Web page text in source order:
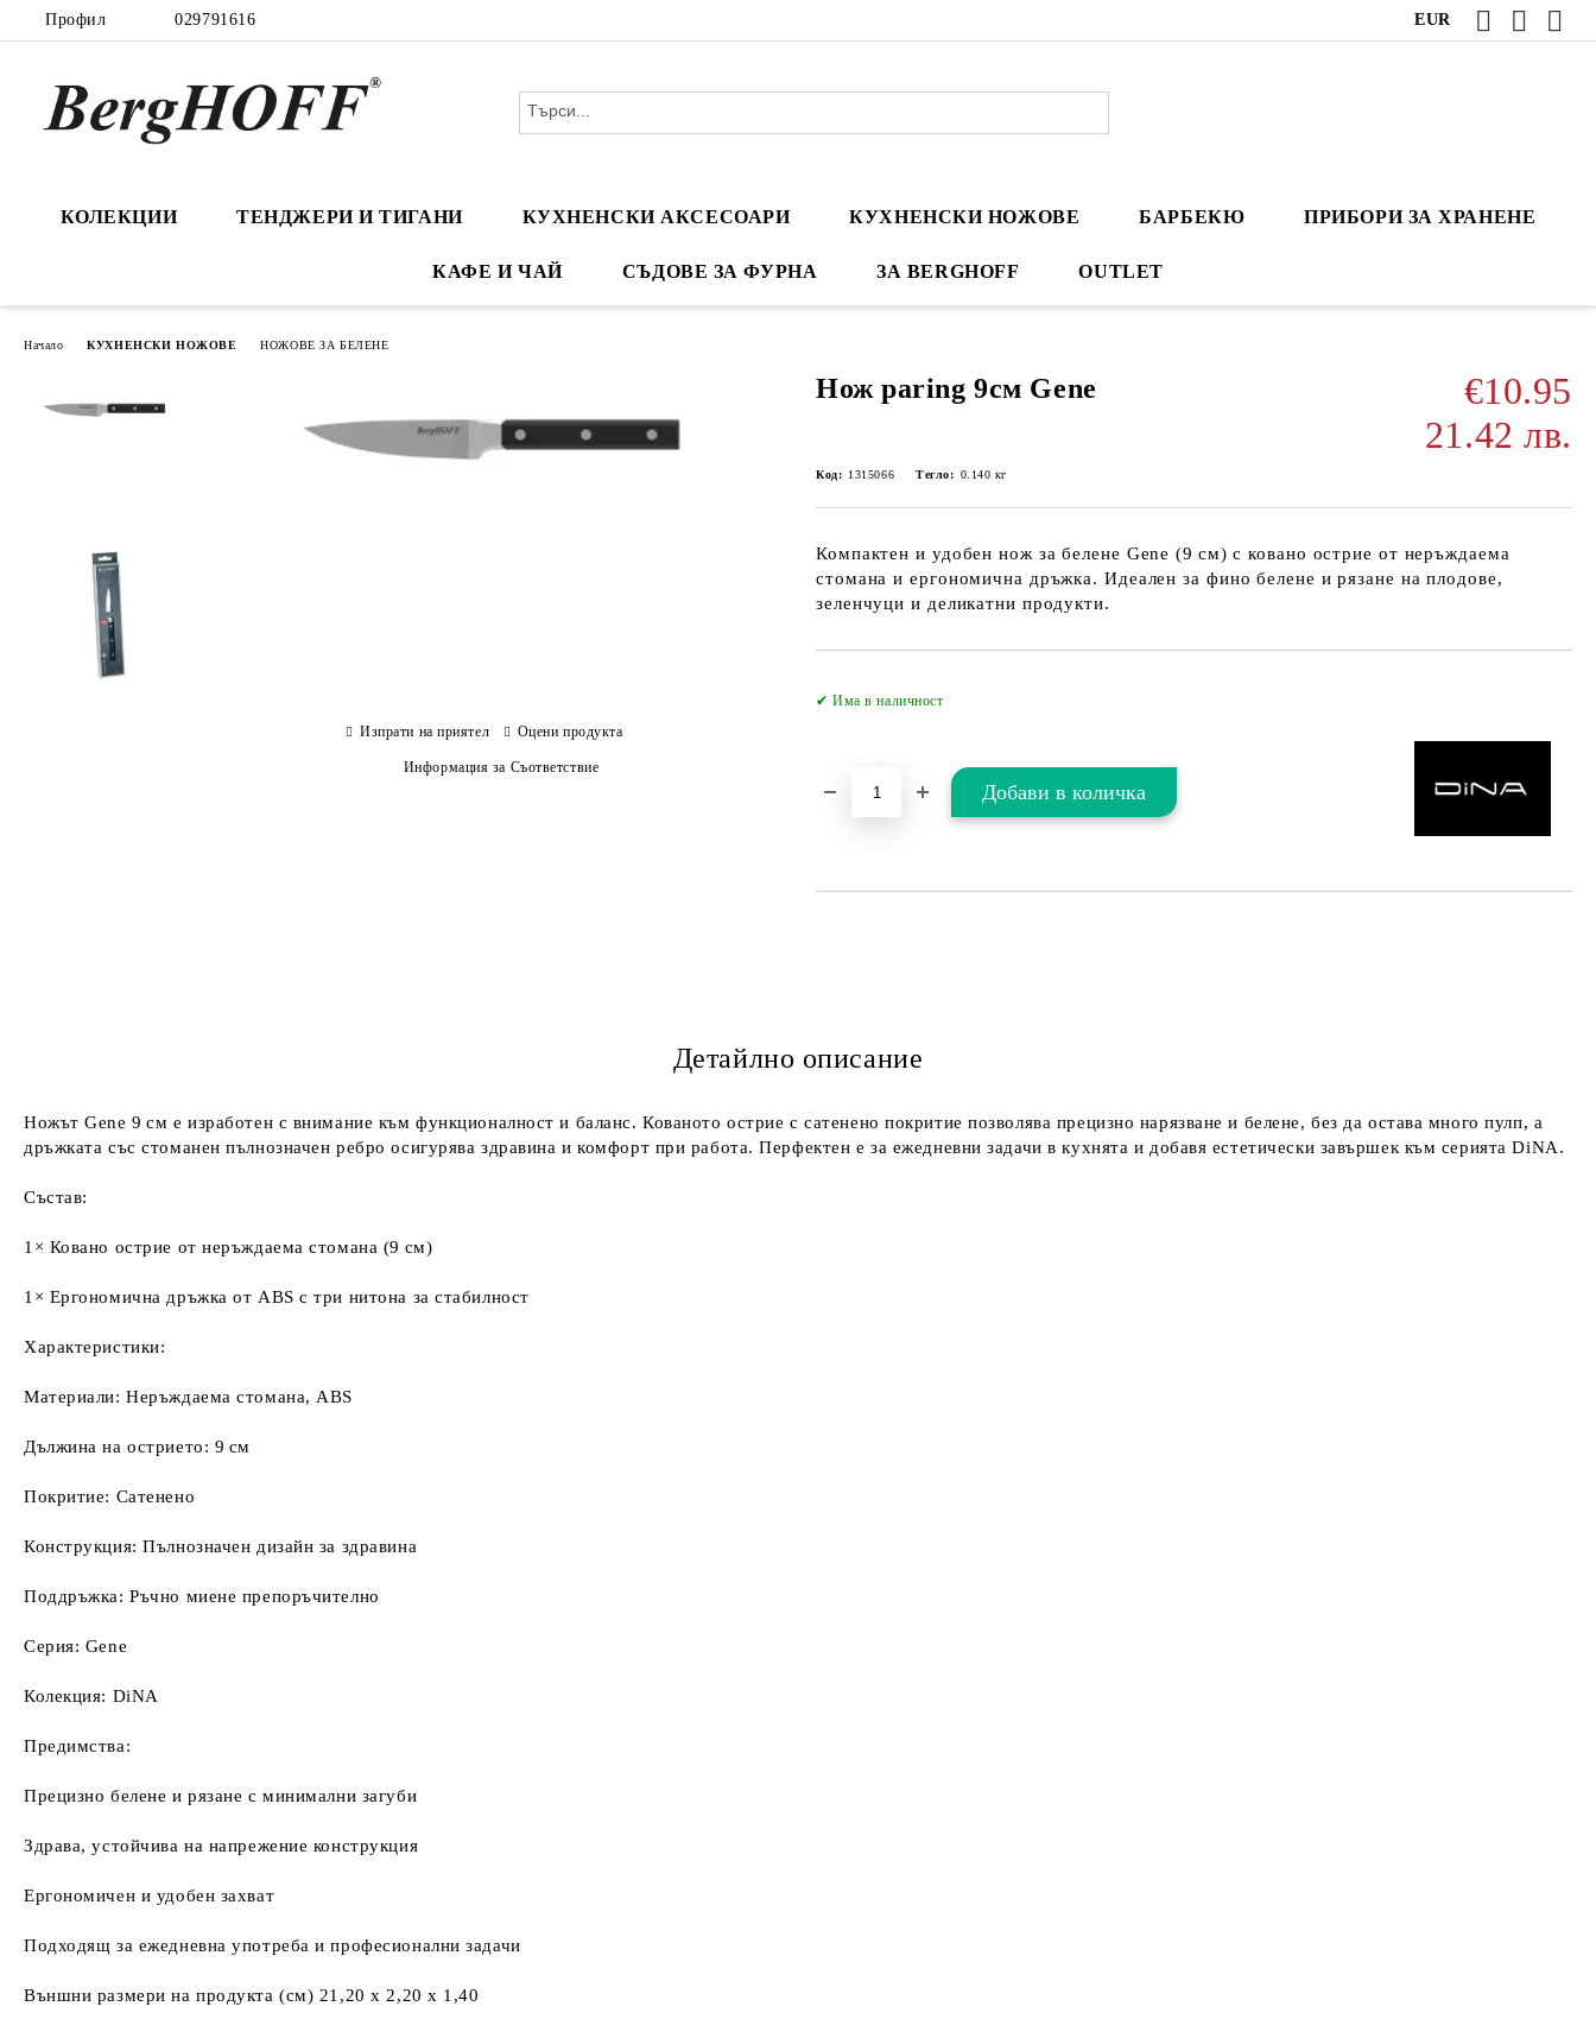
Профил 029791616 EUR
КОЛЕКЦИИ ТЕНДЖЕРИ И ТИГАНИ КУХНЕНСКИ АКСЕСОАРИ КУХНЕНСКИ НОЖОВЕ БАРБЕКЮ ПРИБОРИ ЗА ХРАНЕНЕ
КАФЕ И ЧАЙ СЪДОВЕ ЗА ФУРНА ЗА BERGHOFF OUTLET
Начало КУХНЕНСКИ НОЖОВЕ НОЖОВЕ ЗА БЕЛЕНЕ
Нож paring 9см Gene
€10.95
21.42 лв.
Код: 1315066 Тегло: 0.140 кг
Компактен и удобен нож за белене Gene (9 см) с ковано острие от неръждаема
стомана и ергономична дръжка. Идеален за фино белене и рязане на плодове,
зеленчуци и деликатни продукти.
✔ Има в наличност
Изпрати на приятел Оцени продукта
Информация за Съответствие
Детайлно описание
Ножът Gene 9 см е изработен с внимание към функционалност и баланс. Кованото острие с сатенено покритие позволява прецизно нарязване и белене, без да остава много пулп, а
дръжката със стоманен пълнозначен ребро осигурява здравина и комфорт при работа. Перфектен е за ежедневни задачи в кухнята и добавя естетически завършек към серията DiNA.
Състав:
1× Ковано острие от неръждаема стомана (9 см)
1× Ергономична дръжка от ABS с три нитона за стабилност
Характеристики:
Материали: Неръждаема стомана, ABS
Дължина на острието: 9 см
Покритие: Сатенено
Конструкция: Пълнозначен дизайн за здравина
Поддръжка: Ръчно миене препоръчително
Серия: Gene
Колекция: DiNA
Предимства:
Прецизно белене и рязане с минимални загуби
Здрава, устойчива на напрежение конструкция
Ергономичен и удобен захват
Подходящ за ежедневна употреба и професионални задачи
Външни размери на продукта (см) 21,20 x 2,20 x 1,40